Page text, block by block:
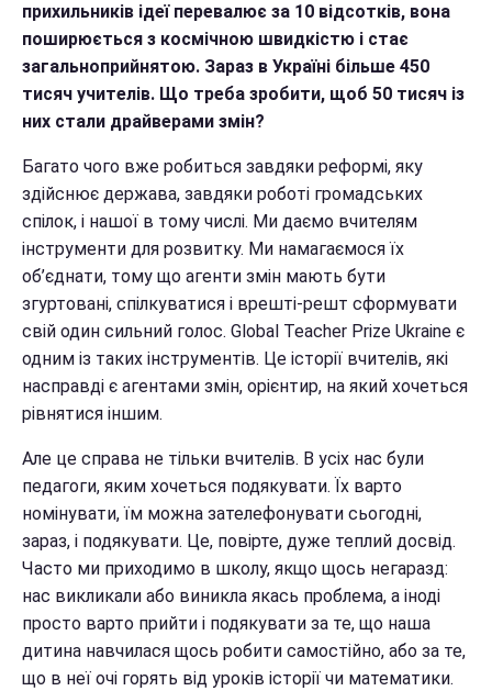
прихильників ідеї перевалює за 10 відсотків, вона
поширюється з космічною швидкістю і стає
загальноприйнятою. Зараз в Україні більше 450
тисяч учителів. Що треба зробити, щоб 50 тисяч із
них стали драйверами змін?
Багато чого вже робиться завдяки реформі, яку
здійснює держава, завдяки роботі громадських
спілок, і нашої в тому числі. Ми даємо вчителям
інструменти для розвитку. Ми намагаємося їх
об’єднати, тому що агенти змін мають бути
згуртовані, спілкуватися і врешті-решт сформувати
свій один сильний голос. Global Teacher Prize Ukraine є
одним із таких інструментів. Це історії вчителів, які
насправді є агентами змін, орієнтир, на який хочеться
рівнятися іншим.
Але це справа не тільки вчителів. В усіх нас були
педагоги, яким хочеться подякувати. Їх варто
номінувати, їм можна зателефонувати сьогодні,
зараз, і подякувати. Це, повірте, дуже теплий досвід.
Часто ми приходимо в школу, якщо щось негаразд:
нас викликали або виникла якась проблема, а іноді
просто варто прийти і подякувати за те, що наша
дитина навчилася щось робити самостійно, або за те,
що в неї очі горять від уроків історії чи математики.